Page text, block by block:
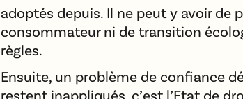
adoptés depuis. Il ne peut y avoir de
consommateur ni de transition
règles.
Ensuite, un problème de confiance
restent inappliqués, c’est l’Etat de